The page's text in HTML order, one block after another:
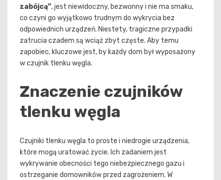
zabójcą”, jest niewidoczny, bezwonny i nie ma smaku,
co czyni go wyjątkowo trudnym do wykrycia bez
odpowiednich urządzeń. Niestety, tragiczne przypadki
zatrucia czadem są wciąż zbyt częste. Aby temu
zapobiec, kluczowe jest, by każdy dom był wyposażony
w czujnik tlenku węgla.
Znaczenie czujników
tlenku węgla
Czujniki tlenku węgla to proste i niedrogie urządzenia,
które mogą uratować życie. Ich zadaniem jest
wykrywanie obecności tego niebezpiecznego gazu i
ostrzeganie domowników przed zagrożeniem. W